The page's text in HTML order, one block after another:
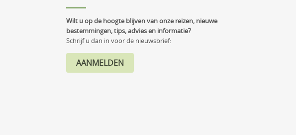
Wilt u op de hoogte blijven van onze reizen, nieuwe
bestemmingen, tips, advies en informatie?
Schrijf u dan in voor de nieuwsbrief: